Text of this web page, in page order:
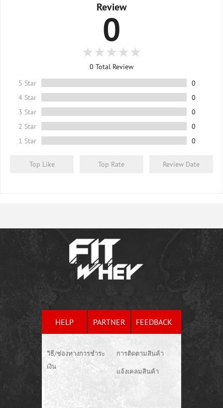
Review
0
0 Total Review
5 Star
0
4 Star
0
3 Star
0
2 Star
0
1 Star
0
Top Like Top Rate Review Date
HELP PARTNER FEEDBACK
วิธี/ช่องทางการชำระ
เงิน
การติดตามสินค้า
แจ้งเคลมสินค้า